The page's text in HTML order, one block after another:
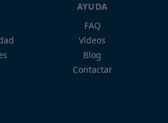
AYUDA
FAQ
Vídeos
Blog
Contactar